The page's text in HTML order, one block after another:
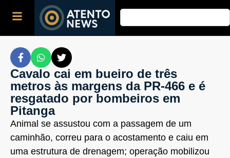
Cavalo cai em bueiro de três
metros às margens da PR-466 e é
resgatado por bombeiros em
Pitanga
Animal se assustou com a passagem de um
caminhão, correu para o acostamento e caiu em
uma estrutura de drenagem; operação mobilizou